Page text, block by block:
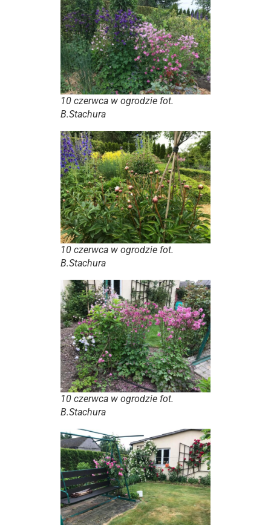
10 czerwca w ogrodzie fot.
B.Stachura
10 czerwca w ogrodzie fot.
B.Stachura
10 czerwca w ogrodzie fot.
B.Stachura